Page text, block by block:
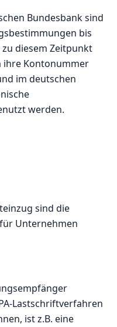
Bundesbank sind
bis
zu diesem Zeitpunkt
Kontonummer
im deutschen
werden.
sind die
Unternehmen
Lastschriftverfahren
ist z.B. eine